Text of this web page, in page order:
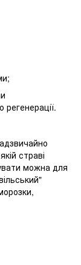
страві
можна для